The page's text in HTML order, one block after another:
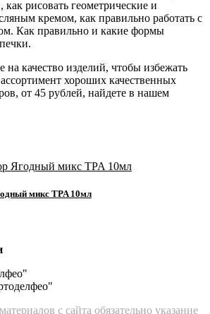
как рисовать геометрические и
кремом, как правильно работать с
Как правильно и какие формы
качество изделий, чтобы избежать
хороших качественных
от 45 рублей, найдете в нашем
микс TPA 10мл
с сайта обязательно указание